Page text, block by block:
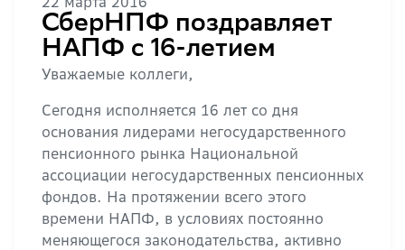
СберНПФ поздравляет
НАПФ с 16-летием
Уважаемые коллеги,
Сегодня исполняется 16 лет со дня
основания лидерами негосударственного
пенсионного рынка Национальной
ассоциации негосударственных пенсионных
фондов. На протяжении всего этого
времени НАПФ, в условиях постоянно
меняющегося законодательства, активно